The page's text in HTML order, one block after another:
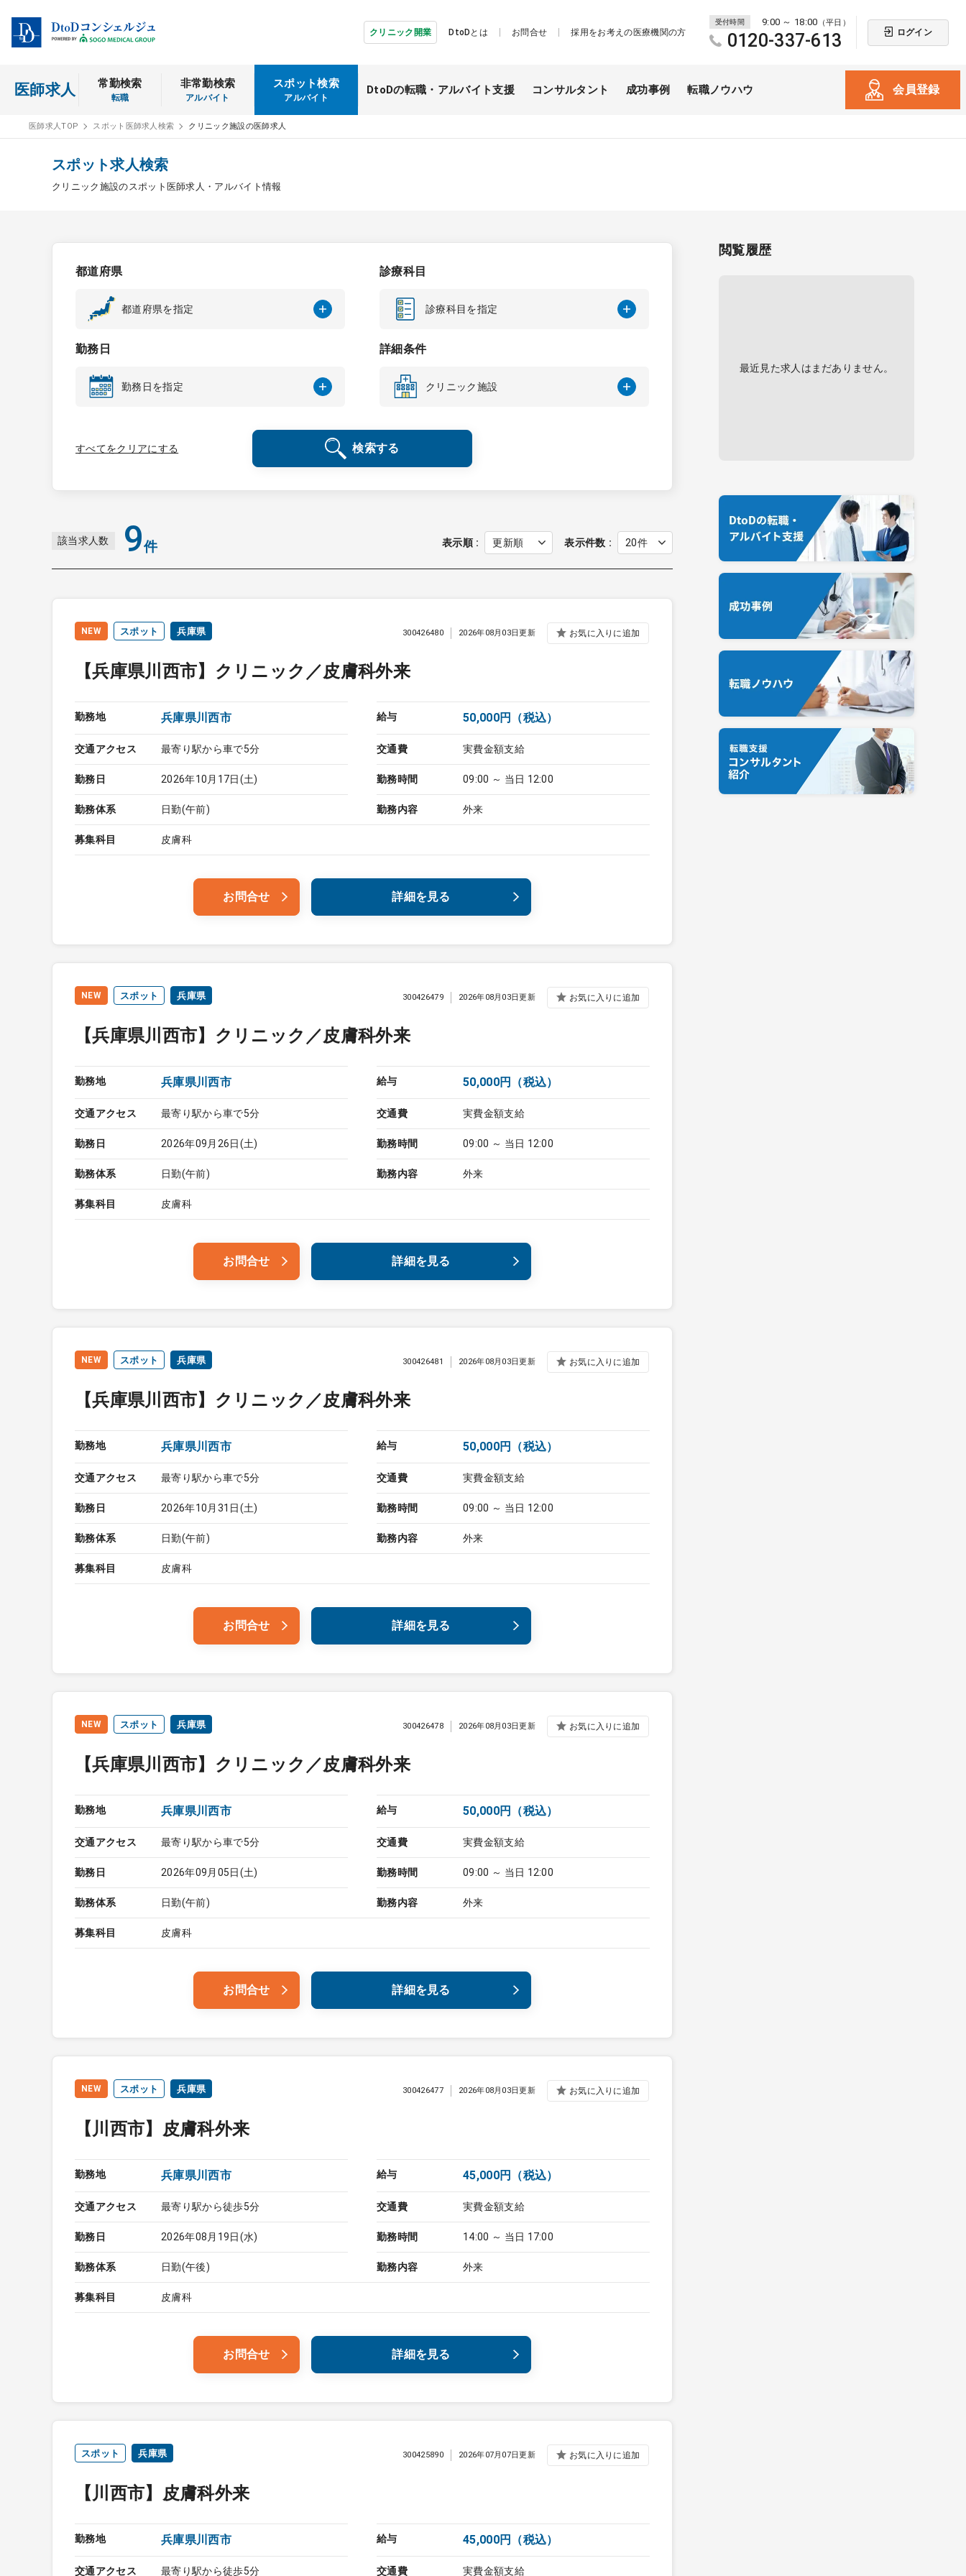
クリニック開業 DtoDとは お問合せ 採用をお考えの医療機関の方
受付時間 9:00 ～ 18:00 （平日）
0120-337-613 ログイン
医師求人 常勤検索
転職
非常勤検索
アルバイト
スポット検索
アルバイト
DtoDの転職・ アルバイト支援 コンサルタント 成功事例 転職ノウハウ 会員登録
医師求人TOP スポット医師求人検索 クリニック施設の医師求人
スポット求人検索
クリニック施設のスポット医師求人・アルバイト情報
都道府県
都道府県を指定
診療科目
診療科目を指定
勤務日
勤務日を指定
詳細条件
クリニック施設
検索する
すべてをクリアにする
該当求人数 9件 表示順 表示件数
NEW スポット 兵庫県
【兵庫県川西市】クリニック／皮膚科外来
300426480 2026年08月03日更新 お気に入りに追加
勤務地 兵庫県川西市 給与 50,000円（税込）
交通アクセス 最寄り駅から車で5分 交通費 実費金額支給
勤務日 2026年10月17日(土) 勤務時間 09:00 ～ 当日 12:00
勤務体系 日勤(午前) 勤務内容 外来
募集科目 皮膚科
お問合せ 詳細を見る
NEW スポット 兵庫県
【兵庫県川西市】クリニック／皮膚科外来
300426479 2026年08月03日更新 お気に入りに追加
勤務地 兵庫県川西市 給与 50,000円（税込）
交通アクセス 最寄り駅から車で5分 交通費 実費金額支給
勤務日 2026年09月26日(土) 勤務時間 09:00 ～ 当日 12:00
勤務体系 日勤(午前) 勤務内容 外来
募集科目 皮膚科
お問合せ 詳細を見る
NEW スポット 兵庫県
【兵庫県川西市】クリニック／皮膚科外来
300426481 2026年08月03日更新 お気に入りに追加
勤務地 兵庫県川西市 給与 50,000円（税込）
交通アクセス 最寄り駅から車で5分 交通費 実費金額支給
勤務日 2026年10月31日(土) 勤務時間 09:00 ～ 当日 12:00
勤務体系 日勤(午前) 勤務内容 外来
募集科目 皮膚科
お問合せ 詳細を見る
NEW スポット 兵庫県
【兵庫県川西市】クリニック／皮膚科外来
300426478 2026年08月03日更新 お気に入りに追加
勤務地 兵庫県川西市 給与 50,000円（税込）
交通アクセス 最寄り駅から車で5分 交通費 実費金額支給
勤務日 2026年09月05日(土) 勤務時間 09:00 ～ 当日 12:00
勤務体系 日勤(午前) 勤務内容 外来
募集科目 皮膚科
お問合せ 詳細を見る
NEW スポット 兵庫県
【川西市】皮膚科外来
300426477 2026年08月03日更新 お気に入りに追加
勤務地 兵庫県川西市 給与 45,000円（税込）
交通アクセス 最寄り駅から徒歩5分 交通費 実費金額支給
勤務日 2026年08月19日(水) 勤務時間 14:00 ～ 当日 17:00
勤務体系 日勤(午後) 勤務内容 外来
募集科目 皮膚科
お問合せ 詳細を見る
スポット 兵庫県
【川西市】皮膚科外来
300425890 2026年07月07日更新 お気に入りに追加
勤務地 兵庫県川西市 給与 45,000円（税込）
交通アクセス 最寄り駅から徒歩5分 交通費 実費金額支給
閲覧履歴
最近見た求人はまだありません。